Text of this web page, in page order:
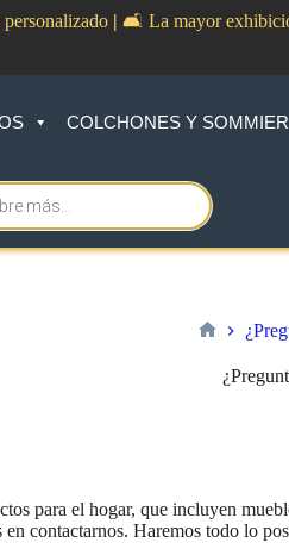
| 🛋️ La mayor
COLCHONES Y
para el hogar, que incluyen
contactarnos. Haremos todo lo